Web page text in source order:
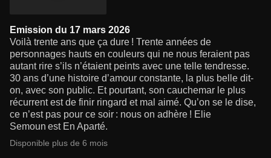
Emission du 17 mars 2026
Voilà trente ans que ça dure ! Trente années de
personnages hauts en couleurs qui ne nous feraient pas
autant rire s’ils n’étaient peints avec une telle tendresse.
30 ans d’une histoire d’amour constante, la plus belle dit-
on, avec son public. Et pourtant, son cauchemar le plus
récurrent est de finir ringard et mal aimé. Qu’on se le dise,
ce n’est pas pour ce soir : nous on adhère ! Elie
Semoun est En Aparté.
Disponible plus de 6 mois